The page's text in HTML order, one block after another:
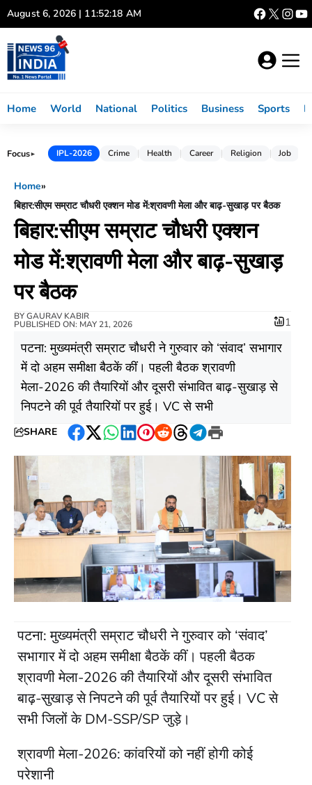
Skip
to
content
August 6, 2026 | 11:52:19 AM
Home World National Politics Business Sports
Focus► IPL-2026 Crime Health Career Religion Job
Home»
बिहार:सीएम सम्राट चौधरी एक्शन मोड में:श्रावणी मेला और बाढ़-सुखाड़ पर बैठक
बिहार:सीएम सम्राट चौधरी एक्शन
मोड में:श्रावणी मेला और बाढ़-सुखाड़
पर बैठक
BYGAURAV KABIR
PUBLISHED ON: MAY 21, 2026 1
पटना: मुख्यमंत्री सम्राट चौधरी ने गुरुवार को ‘संवाद’ सभागार
में दो अहम समीक्षा बैठकें कीं। पहली बैठक श्रावणी
मेला-2026 की तैयारियों और दूसरी संभावित बाढ़-सुखाड़ से
निपटने की पूर्व तैयारियों पर हुई। VC से सभी
SHARE
Facebook
Twitter
WhatsApp
LinkedIn
Pinterest
RedditThreads
Telegram
Print
पटना: मुख्यमंत्री सम्राट चौधरी ने गुरुवार को ‘संवाद’
सभागार में दो अहम समीक्षा बैठकें कीं। पहली बैठक
श्रावणी मेला-2026 की तैयारियों और दूसरी संभावित
बाढ़-सुखाड़ से निपटने की पूर्व तैयारियों पर हुई। VC से
सभी जिलों के DM-SSP/SP जुड़े।
श्रावणी मेला-2026: कांवरियों को नहीं होगी कोई
परेशानी